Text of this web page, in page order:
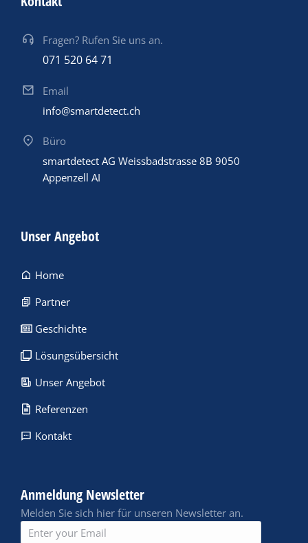
Fragen? Rufen Sie uns an.
071 520 64 71
Email
info@smartdetect.ch
Büro
smartdetect AG Weissbadstrasse 8B 9050
Appenzell AI
Unser Angebot
Home
Partner
Geschichte
Lösungsübersicht
Unser Angebot
Referenzen
Kontakt
Anmeldung Newsletter
Melden Sie sich hier für unseren Newsletter an.